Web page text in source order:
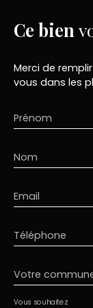
Ce bien
Merci de
vous dans les
Prénom
Nom
Email
Téléphone
Votre
Vous souhaitez